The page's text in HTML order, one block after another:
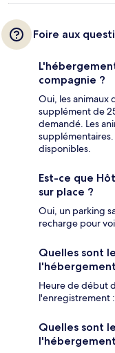
Foire aux
compagnie ?
Oui, les animaux
supplément de
demandé. Les
disponibles.
Est-ce que
sur place ?
Oui, un parking
recharge pour
Quelles sont
Heure de début
l'enregistrement
Quelles sont